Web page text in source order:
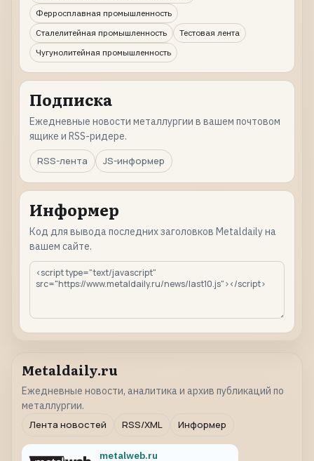
Ферросплавная промышленность
Сталелитейная промышленность
Тестовая лента
Чугунолитейная промышленность
Подписка
Ежедневные новости металлургии в вашем почтовом
ящике и RSS-ридере.
RSS-лента
JS-информер
Информер
Код для вывода последних заголовков Metaldaily на
вашем сайте.
Metaldaily.ru
Ежедневные новости, аналитика и архив публикаций по
металлургии.
Лента новостей
RSS/XML Информер
metalweb.ru